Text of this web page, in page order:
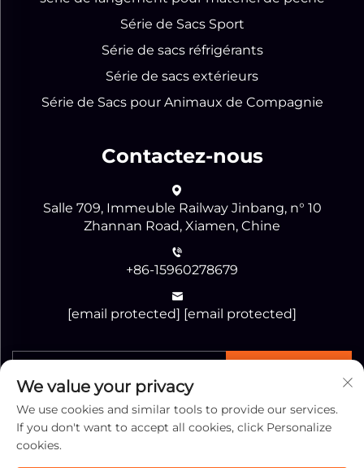
Série de Sacs Sport
Série de sacs réfrigérants
Série de sacs extérieurs
Série de Sacs pour Animaux de Compagnie
Contactez-nous
Salle 709, Immeuble Railway Jinbang, n° 10
Zhannan Road, Xiamen, Chine
+86-15960278679
[email protected] [email protected]
We value your privacy
We use cookies and similar tools to provide our services.
If you don't want to accept all cookies, click Personalize
cookies.